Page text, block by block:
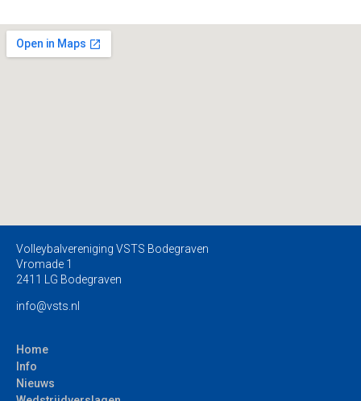
Volleybalvereniging VSTS Bodegraven
Vromade 1
2411 LG Bodegraven
info@vsts.nl
Home
Info
Nieuws